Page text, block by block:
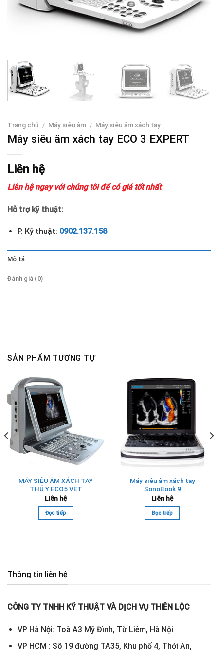
Trang chủ / Máy siêu âm / Máy siêu âm xách tay
Máy siêu âm xách tay ECO 3 EXPERT
Liên hệ
Liên hệ ngay với chúng tôi để có giá tốt nhất
Hỗ trợ kỹ thuật:
P. Kỹ thuật: 0902.137.158
Mô tả
Đánh giá (0)
SẢN PHẨM TƯƠNG TỰ
MÁY SIÊU ÂM XÁCH TAY
THÚ Y ECO5 VET
Liên hệ
Đọc tiếp
Máy siêu âm xách tay
SonoBook 9
Liên hệ
Đọc tiếp
Thông tin liên hệ
CÔNG TY TNHH KỸ THUẬT VÀ DỊCH VỤ THIÊN LỘC
VP Hà Nội: Toà A3 Mỹ Đình, Từ Liêm, Hà Nội
VP HCM : Sô 19 đường TA35, Khu phố 4, Thới An,